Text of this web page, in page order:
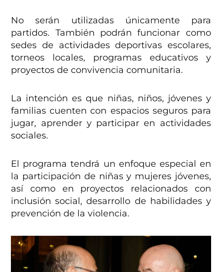
No serán utilizadas únicamente para
partidos. También podrán funcionar como
sedes de actividades deportivas escolares,
torneos locales, programas educativos y
proyectos de convivencia comunitaria.
La intención es que niñas, niños, jóvenes y
familias cuenten con espacios seguros para
jugar, aprender y participar en actividades
sociales.
El programa tendrá un enfoque especial en
la participación de niñas y mujeres jóvenes,
así como en proyectos relacionados con
inclusión social, desarrollo de habilidades y
prevención de la violencia.